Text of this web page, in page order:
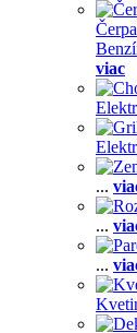
viac
...
...
...